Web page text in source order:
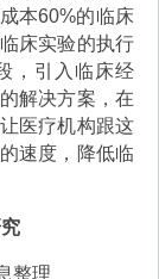
本60%的临床
床实验的执行
，引入临床经
解决方案，在
医疗机构跟这
速度，降低临
整理